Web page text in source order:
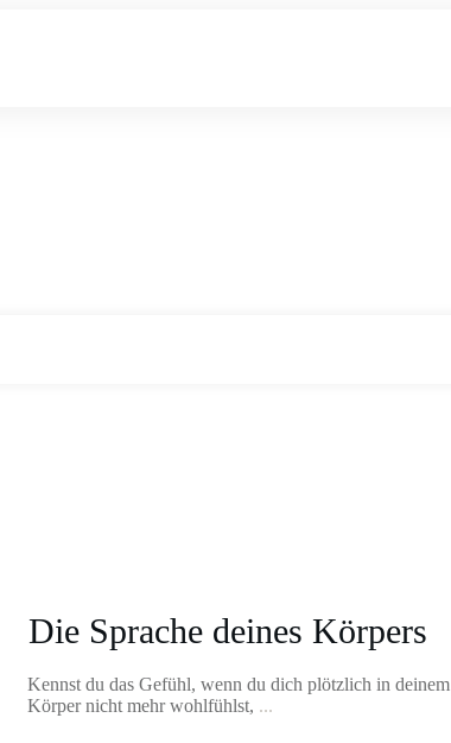
Die Sprache deines Körpers
Kennst du das Gefühl, wenn du dich plötzlich in deinem
Körper nicht mehr wohlfühlst, ...